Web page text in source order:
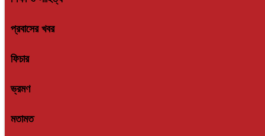
প্রবাসের খবর
ফিচার
ভ্রমণ
মতামত